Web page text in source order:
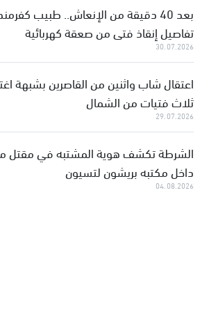
بعد 40 دقيقة من الإنعاش.. طبيب
تفاصيل إنقاذ فتى من صعقة كهربائية
30.07.2026
اعتقال شاب واثنين من القاصرين بشبهة
ثلاث فتيات من الشمال
29.07.2026
الشرطة تكشف هوية المشتبه في مقتل
داخل مكتبه بريشون لتسيون
04.08.2026